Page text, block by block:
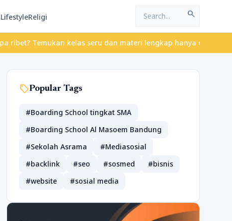
LifestyleReligi search
Temukan kelas seru dan materi lengkap hanya di
sellPopular Tags
#Boarding School tingkat SMA
#Boarding School Al Masoem Bandung
#Sekolah Asrama
#Mediasosial
#backlink
#seo #sosmed
#bisnis
#website
#sosial media